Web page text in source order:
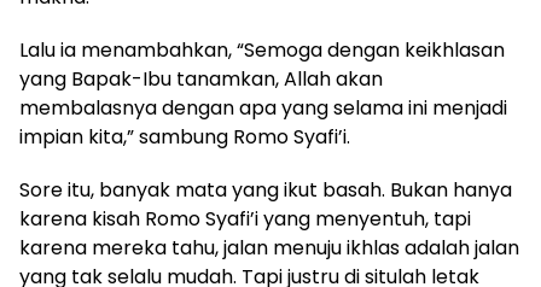
Lalu ia menambahkan, “Semoga dengan keikhlasan
yang Bapak-Ibu tanamkan, Allah akan
membalasnya dengan apa yang selama ini menjadi
impian kita,” sambung Romo Syafi’i.
Sore itu, banyak mata yang ikut basah. Bukan hanya
karena kisah Romo Syafi’i yang menyentuh, tapi
karena mereka tahu, jalan menuju ikhlas adalah jalan
yang tak selalu mudah. Tapi justru di situlah letak